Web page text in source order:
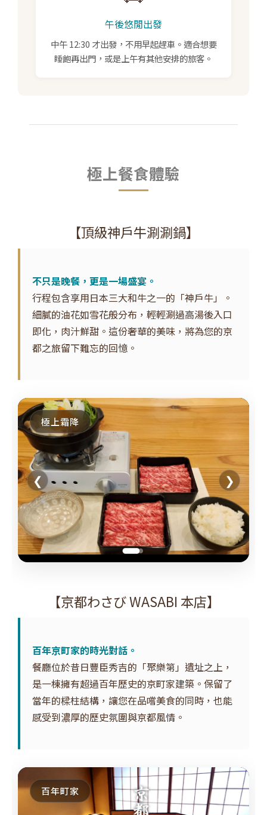
午後悠閒出發
中午 12:30 才出發，不用早起趕車。適合想要
睡飽再出門，或是上午有其他安排的旅客。
極上餐食體驗
【頂級神戶牛涮涮鍋】
不只是晚餐，更是一場盛宴。
行程包含享用日本三大和牛之一的「神戶牛」。
細膩的油花如雪花般分布，輕輕涮過高湯後入口
即化，肉汁鮮甜。這份奢華的美味，將為您的京
都之旅留下難忘的回憶。
極上霜降
❮ ❯
【京都わさび WASABI 本店】
百年京町家的時光對話。
餐廳位於昔日豐臣秀吉的「聚樂第」遺址之上，
是一棟擁有超過百年歷史的京町家建築。保留了
當年的樑柱結構，讓您在品嚐美食的同時，也能
感受到濃厚的歷史氛圍與京都風情。
百年町家